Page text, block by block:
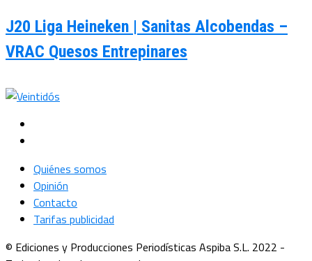
J20 Liga Heineken | Sanitas Alcobendas –
VRAC Quesos Entrepinares
Quiénes somos
Opinión
Contacto
Tarifas publicidad
© Ediciones y Producciones Periodísticas Aspiba S.L. 2022 -